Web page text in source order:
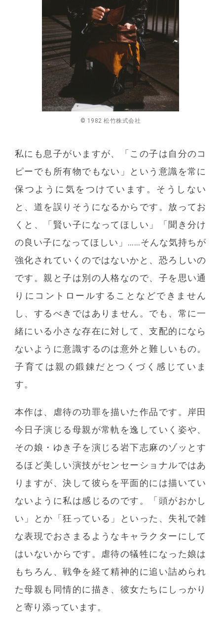
© 1982 松竹株式会社
私にも息子がいますが、「この子は自分のコ
ピーでも所有物でもない」という意識を常に
保つように気をつけています。そうしない
と、道を誤りそうになるからです。放ってお
くと、「賢い子になってほしい」「聞き分け
の良い子になってほしい」……そんな気持ちが
強化されていくのではないかと、恐ろしいの
です。親と子は別の人格なので、子を思い通
りにコントロールすることなどできません
し、するべきではありません。でも、常に一
緒にいる小さな存在に対して、支配的になら
ないように意識するのは意外と難しいもの。
子育ては親の鍛錬だとつくづく感じていま
す。
本作は、虐待の功罪を描いた作品です。岸田
今日子演じる母親が常軌を逸していく姿や、
その娘・ゆき子を演じる岩下志麻のゾッとす
るほど美しい演技がセンセーショナルではあ
りますが、決して彼らを平面的には描いてい
ないように私は感じるのです。「頭がおかし
い」とか「狂っている」といった、失礼で雑
な表現でおさまるようなキャラクターにして
はいないからです。虐待の犠牲になった娘は
もちろん、戦争を経て精神的に追い詰められ
た母親も同情的に描き、彼女たちにしっかり
と寄り添っています。